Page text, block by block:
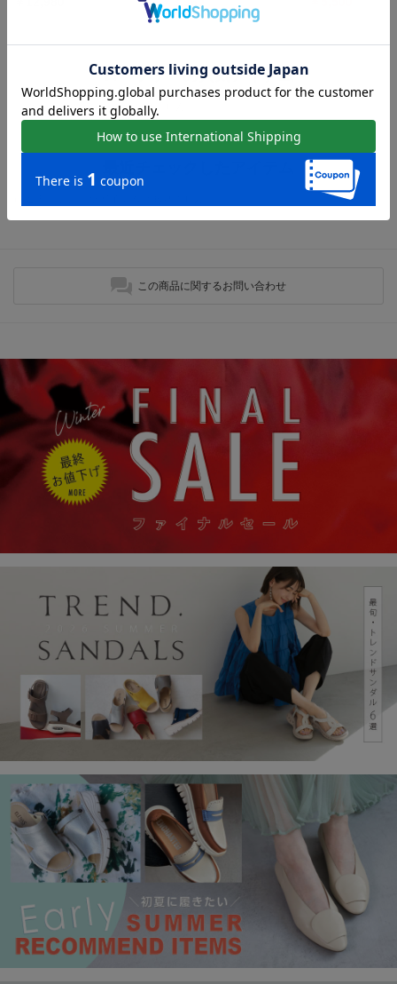
ローファーの人気アイテム
現在おすすめアイテムはありません。
この商品に関するお問い合わせ